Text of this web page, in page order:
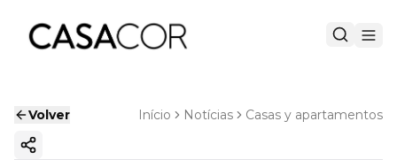
Volver Início Notícias Casas y apartamentos
Copiar enlace